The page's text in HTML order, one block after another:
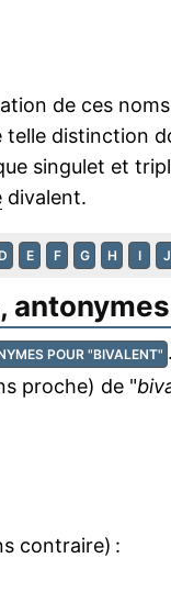
de ces
telle distinction
singulet et
divalent.
E F G H I J
antonymes
POUR "BIVALENT" .
proche) de "
contraire) :